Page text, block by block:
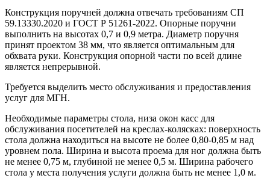
Конструкция поручней должна отвечать требованиям СП
59.13330.2020 и ГОСТ Р 51261-2022. Опорные поручни
выполнить на высотах 0,7 и 0,9 метра. Диаметр поручня
принят проектом 38 мм, что является оптимальным для
обхвата руки. Конструкция опорной части по всей длине
является непрерывной.
Требуется выделить место обслуживания и предоставления
услуг для МГН.
Необходимые параметры стола, низа окон касс для
обслуживания посетителей на креслах-колясках: поверхность
стола должна находиться на высоте не более 0,80-0,85 м над
уровнем пола. Ширина и высота проема для ног должна быть
не менее 0,75 м, глубиной не менее 0,5 м. Ширина рабочего
стола у места получения услуги должна быть не менее 1,0 м.